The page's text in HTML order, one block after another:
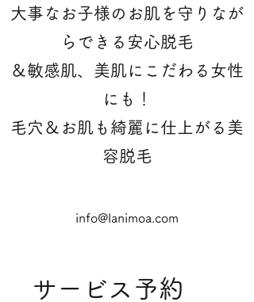
大事なお子様のお肌を守りなが
らできる安心脱毛
＆敏感肌、美肌にこだわる女性
にも！
​毛穴＆お肌も綺麗に仕上がる美
容脱毛
info@lanimoa.com
サービス予約